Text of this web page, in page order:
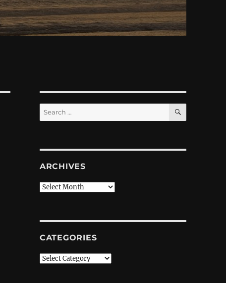
Search
for:
SEARCH
ARCHIVES
Archives
CATEGORIES
Categories